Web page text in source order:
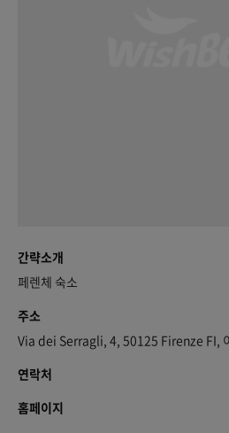
간략소개
페렌체 숙소
주소
Via dei Serragli, 4, 50125 Firenze FI,
연락처
홈페이지